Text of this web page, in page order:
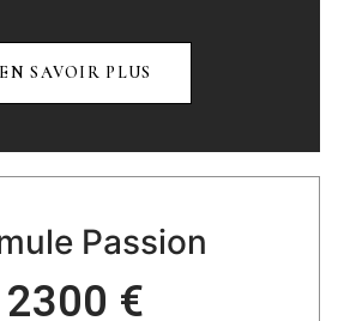
EN SAVOIR PLUS
Passion
2300 €